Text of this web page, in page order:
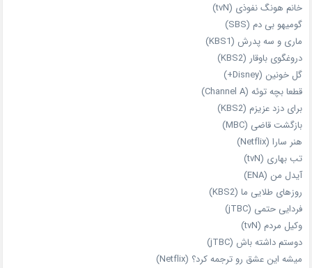
خانم هونگ نفوذی (tvN)
گومیهو بی دم (SBS)
ماری و سه پدرش (KBS1)
دروغگوی باوقار (KBS2)
گل خونین (Disney+)
قطعا بچه توئه (Channel A)
برای دزد عزیزم (KBS2)
بازگشت قاضی (MBC)
هنر سارا (Netflix)
تب بهاری (tvN)
آیدل من (ENA)
روزهای طلایی ما (KBS2)
فردایی حتمی (jTBC)
وکیل مردم (tvN)
دوستم داشته باش (jTBC)
میشه این عشق رو ترجمه کرد؟ (Netflix)